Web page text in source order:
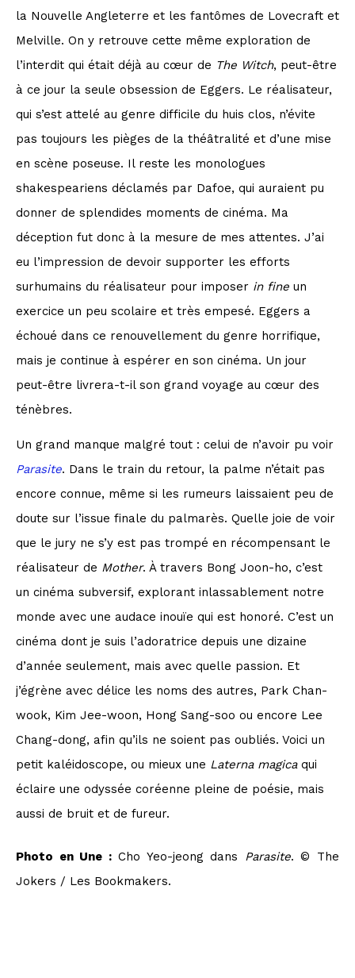
la Nouvelle Angleterre et les fantômes de Lovecraft et
Melville. On y retrouve cette même exploration de
l’interdit qui était déjà au cœur de The Witch, peut-être
à ce jour la seule obsession de Eggers. Le réalisateur,
qui s’est attelé au genre difficile du huis clos, n’évite
pas toujours les pièges de la théâtralité et d’une mise
en scène poseuse. Il reste les monologues
shakespeariens déclamés par Dafoe, qui auraient pu
donner de splendides moments de cinéma. Ma
déception fut donc à la mesure de mes attentes. J’ai
eu l’impression de devoir supporter les efforts
surhumains du réalisateur pour imposer in fine un
exercice un peu scolaire et très empesé. Eggers a
échoué dans ce renouvellement du genre horrifique,
mais je continue à espérer en son cinéma. Un jour
peut-être livrera-t-il son grand voyage au cœur des
ténèbres.
Un grand manque malgré tout : celui de n’avoir pu voir
Parasite. Dans le train du retour, la palme n’était pas
encore connue, même si les rumeurs laissaient peu de
doute sur l’issue finale du palmarès. Quelle joie de voir
que le jury ne s’y est pas trompé en récompensant le
réalisateur de Mother. À travers Bong Joon-ho, c’est
un cinéma subversif, explorant inlassablement notre
monde avec une audace inouïe qui est honoré. C’est un
cinéma dont je suis l’adoratrice depuis une dizaine
d’année seulement, mais avec quelle passion. Et
j’égrène avec délice les noms des autres, Park Chan-
wook, Kim Jee-woon, Hong Sang-soo ou encore Lee
Chang-dong, afin qu’ils ne soient pas oubliés. Voici un
petit kaléidoscope, ou mieux une Laterna magicaqui
éclaire une odyssée coréenne pleine de poésie, mais
aussi de bruit et de fureur.
Photo en Une :Cho Yeo-jeong dans Parasite. © The
Jokers / Les Bookmakers.